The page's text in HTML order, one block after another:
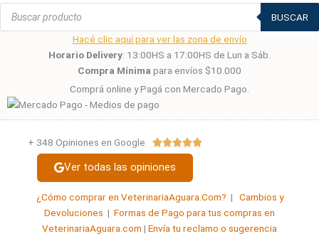
Búsqueda
productos
BUSCAR
Hacé clic aquí para ver las zona de envío
Horario Delivery: 13:00HS a 17:00HS de Lun a Sáb.
Compra Mínima para envíos $10.000
Comprá online y Pagá con Mercado Pago.
+ 348 Opiniones en Google Valorado
Ver todas las opiniones
¿Cómo comprar en VeterinariaAguara.Com? | Cambios y
Devoluciones | Formas de Pago para tus compras en
VeterinariaAguara.com | Envía tu reclamo o sugerencia